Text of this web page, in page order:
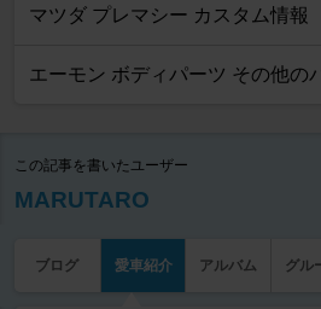
マツダ プレマシー カスタム情報
エーモン ボディパーツ その他の
この記事を書いたユーザー
MARUTARO
ブログ 愛車紹介 アルバム グル